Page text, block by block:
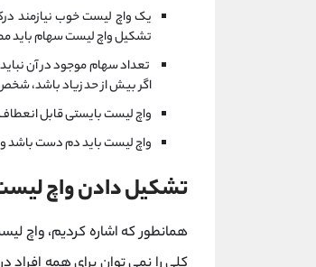
یک واچ لیست خوب نیازمند
تشکیل واچ لیست سهام باید
تعداد سهام موجود در آن
اگر بیش از حد زیاد باشد،
واچ لیست بایستی قابل
واچ لیست باید دم دست باشد و
تشکیل دادن واچ
همانطور که اشاره کردیم، واچ